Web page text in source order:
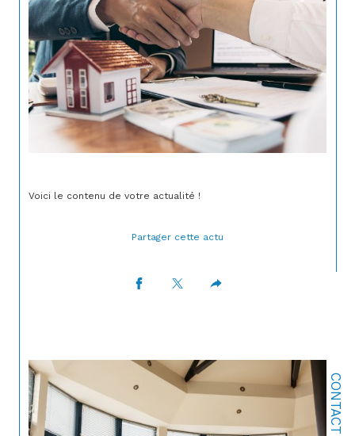
CONTACT
Voici le contenu de votre actualité !
Partager cette actu